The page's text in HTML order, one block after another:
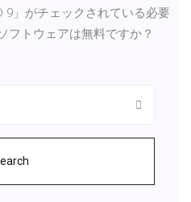
9」がチェックされている必要
フトウェアは無料ですか？